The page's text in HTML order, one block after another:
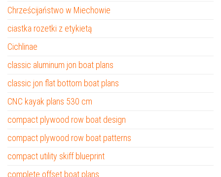
Chrześcijaństwo w Miechowie
ciastka rozetki z etykietą
Cichlinae
classic aluminum jon boat plans
classic jon flat bottom boat plans
CNC kayak plans 530 cm
compact plywood row boat design
compact plywood row boat patterns
compact utility skiff blueprint
complete offset boat plans